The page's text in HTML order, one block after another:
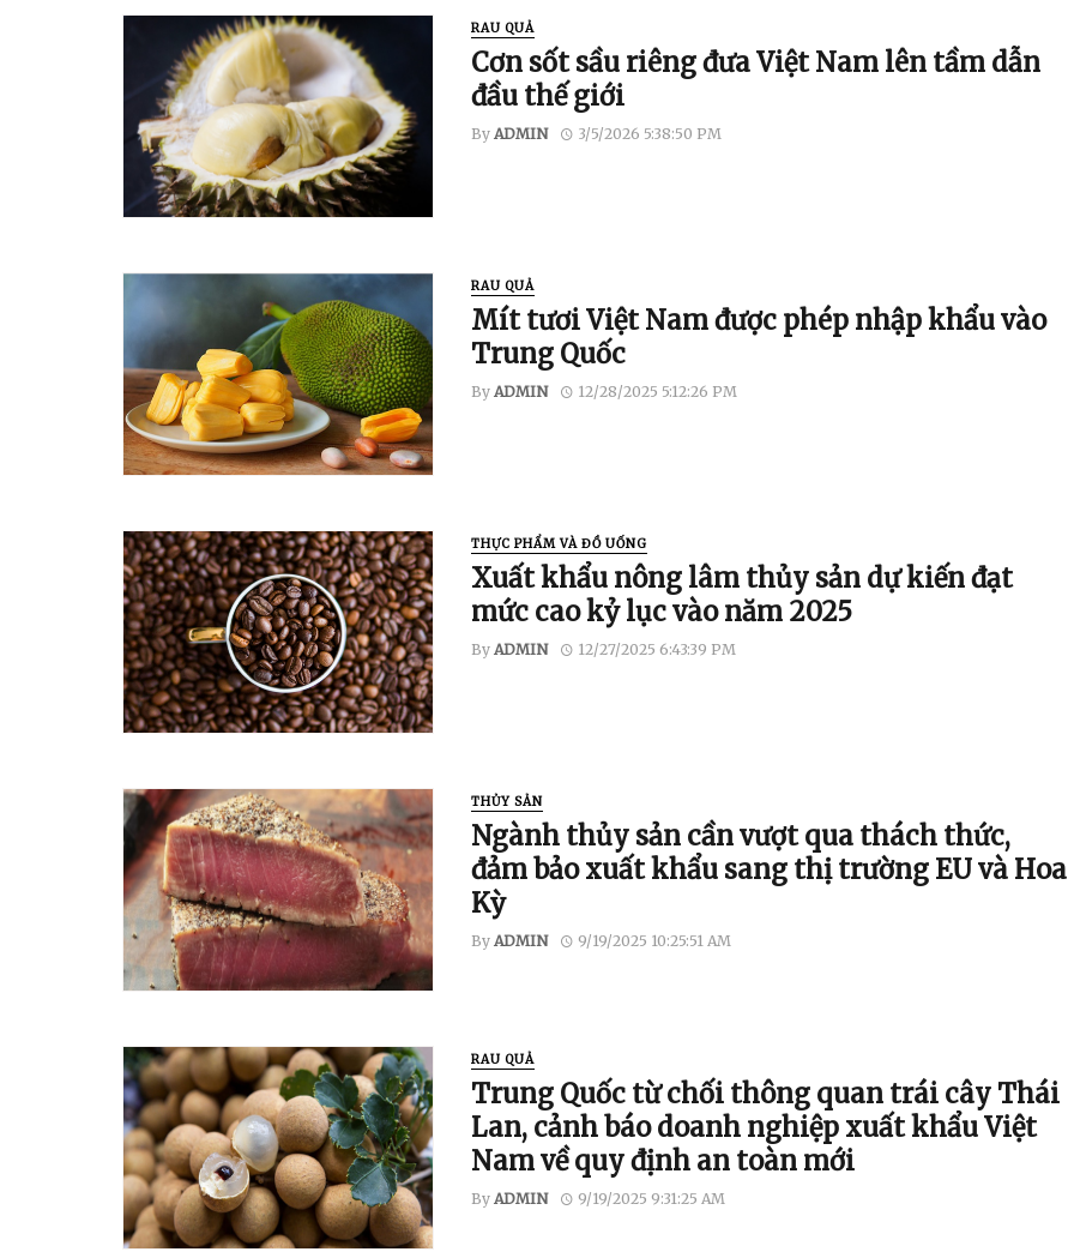
RAU QUẢ
Cơn sốt sầu riêng đưa Việt Nam lên tầm dẫn
đầu thế giới
By ADMIN 3/5/2026 5:38:50 PM
RAU QUẢ
Mít tươi Việt Nam được phép nhập khẩu vào
Trung Quốc
By ADMIN 12/28/2025 5:12:26 PM
THỰC PHẨM VÀ ĐỒ UỐNG
Xuất khẩu nông lâm thủy sản dự kiến ​​đạt
mức cao kỷ lục vào năm 2025
By ADMIN 12/27/2025 6:43:39 PM
THỦY SẢN
Ngành thủy sản cần vượt qua thách thức,
đảm bảo xuất khẩu sang thị trường EU và Hoa
Kỳ
By ADMIN 9/19/2025 10:25:51 AM
RAU QUẢ
Trung Quốc từ chối thông quan trái cây Thái
Lan, cảnh báo doanh nghiệp xuất khẩu Việt
Nam về quy định an toàn mới
By ADMIN 9/19/2025 9:31:25 AM